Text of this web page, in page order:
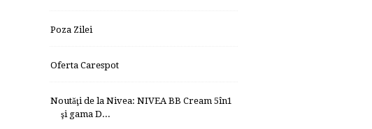
Poza Zilei
Oferta Carespot
Noutăţi de la Nivea: NIVEA BB Cream 5în1
şi gama D...